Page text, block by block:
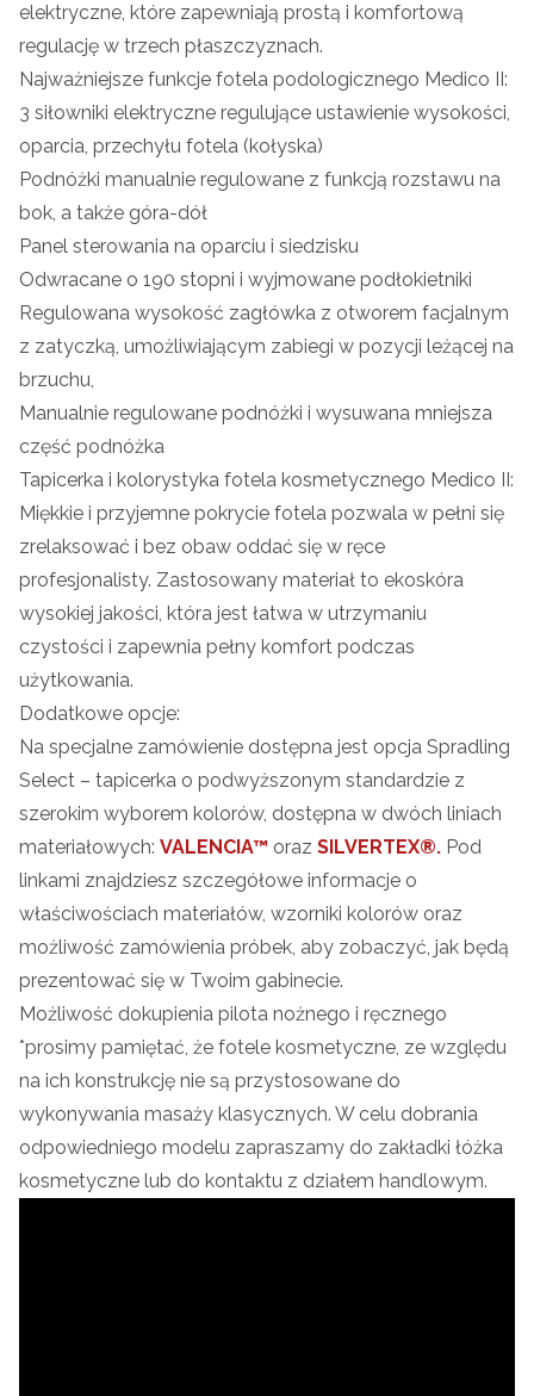
elektryczne, które zapewniają prostą i komfortową
regulację w trzech płaszczyznach.
Najważniejsze funkcje fotela podologicznego Medico II:
3 siłowniki elektryczne regulujące ustawienie wysokości,
oparcia, przechyłu fotela (kołyska)
Podnóżki manualnie regulowane z funkcją rozstawu na
bok, a także góra-dół
Panel sterowania na oparciu i siedzisku
Odwracane o 190 stopni i wyjmowane podłokietniki
Regulowana wysokość zagłówka z otworem facjalnym
z zatyczką, umożliwiającym zabiegi w pozycji leżącej na
brzuchu,
Manualnie regulowane podnóżki i wysuwana mniejsza
część podnóżka
Tapicerka i kolorystyka fotela kosmetycznego Medico II:
Miękkie i przyjemne pokrycie fotela pozwala w pełni się
zrelaksować i bez obaw oddać się w ręce
profesjonalisty. Zastosowany materiał to ekoskóra
wysokiej jakości, która jest łatwa w utrzymaniu
czystości i zapewnia pełny komfort podczas
użytkowania.
Dodatkowe opcje:
Na specjalne zamówienie dostępna jest opcja Spradling
Select – tapicerka o podwyższonym standardzie z
szerokim wyborem kolorów, dostępna w dwóch liniach
materiałowych: VALENCIA™ oraz SILVERTEX®. Pod
linkami znajdziesz szczegółowe informacje o
właściwościach materiałów, wzorniki kolorów oraz
możliwość zamówienia próbek, aby zobaczyć, jak będą
prezentować się w Twoim gabinecie.
Możliwość dokupienia pilota nożnego i ręcznego
*prosimy pamiętać, że fotele kosmetyczne, ze względu
na ich konstrukcję nie są przystosowane do
wykonywania masaży klasycznych. W celu dobrania
odpowiedniego modelu zapraszamy do zakładki łóżka
kosmetyczne lub do kontaktu z działem handlowym.